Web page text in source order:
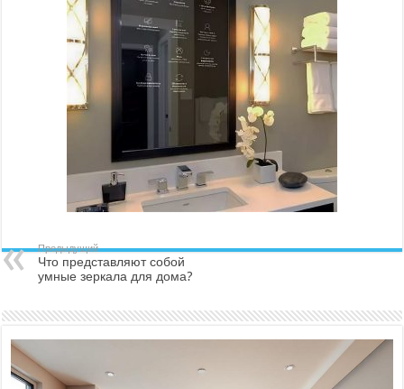
Предыдущий
Что представляют собой
умные зеркала для дома?